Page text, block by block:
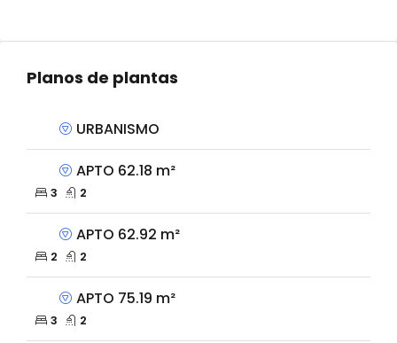
Planos de plantas
URBANISMO
APTO 62.18 m²
3 2
APTO 62.92 m²
2 2
APTO 75.19 m²
3 2